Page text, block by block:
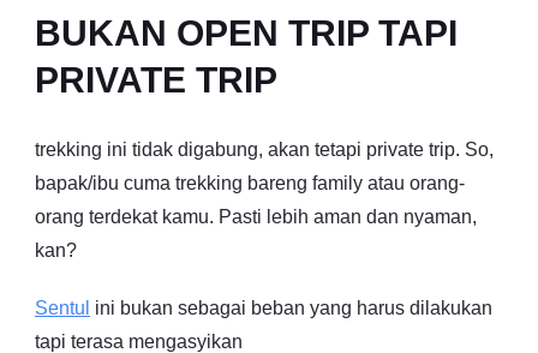
BUKAN OPEN TRIP TAPI
PRIVATE TRIP
trekking ini tidak digabung, akan tetapi private trip. So,
bapak/ibu cuma trekking bareng family atau orang-
orang terdekat kamu. Pasti lebih aman dan nyaman,
kan?
Sentul ini bukan sebagai beban yang harus dilakukan
tapi terasa mengasyikan